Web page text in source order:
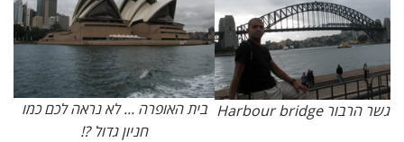
גשר הרבור Harbour bridge
בית האופרה ... לא נראה לכם כמו
חניון גדול ?!